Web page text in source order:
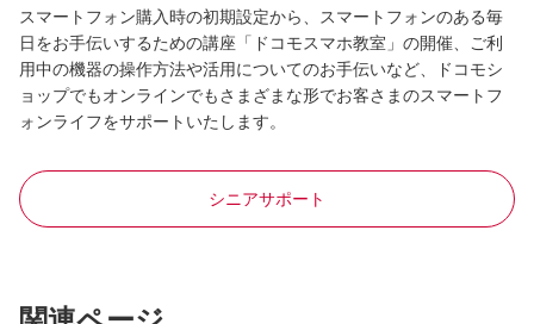
スマートフォン購入時の初期設定から、スマートフォンのある毎
日をお手伝いするための講座「ドコモスマホ教室」の開催、ご利
用中の機器の操作方法や活用についてのお手伝いなど、ドコモシ
ョップでもオンラインでもさまざまな形でお客さまのスマートフ
ォンライフをサポートいたします。
シニアサポート